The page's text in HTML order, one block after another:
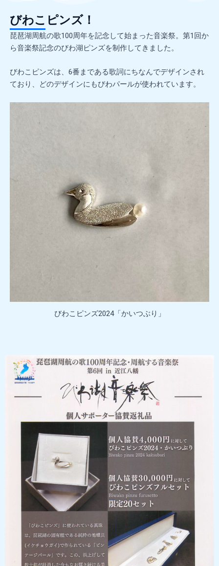
びわこピンズ！
琵琶湖周航の歌100周年を記念して始まった音楽祭。第1回か
ら音楽祭記念のびわ湖ピンズを制作してきました。
びわこピンズは、6番まである歌詞にちなんでデザインされ
ており、どのデザインにもびわパールが使われています。
びわこピンズ2024「かいつぶり」